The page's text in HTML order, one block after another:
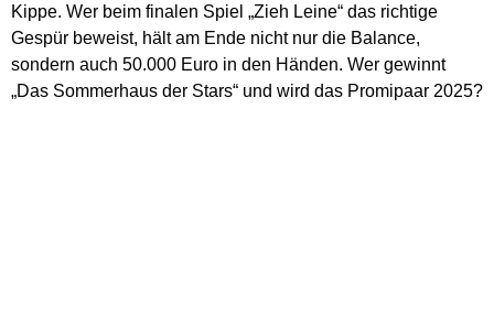
Kippe. Wer beim finalen Spiel „Zieh Leine“ das richtige
Gespür beweist, hält am Ende nicht nur die Balance,
sondern auch 50.000 Euro in den Händen. Wer gewinnt
„Das Sommerhaus der Stars“ und wird das Promipaar 2025?